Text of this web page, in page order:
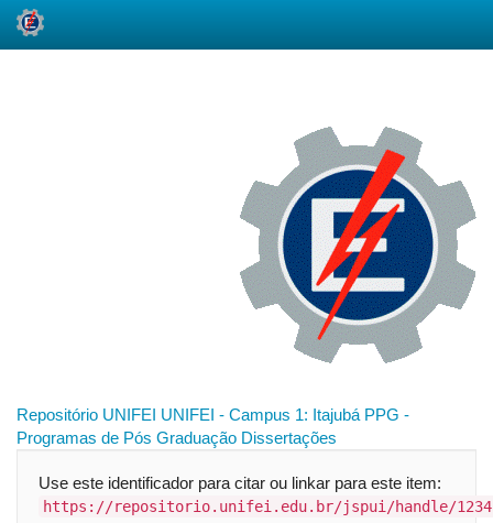
Repositório UNIFEI UNIFEI - Campus 1: Itajubá PPG -
Programas de Pós Graduação Dissertações
Use este identificador para citar ou linkar para este item:
https://repositorio.unifei.edu.br/jspui/handle/